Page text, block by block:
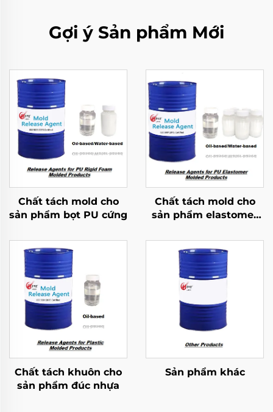
Gợi ý Sản phẩm Mới
Chất tách mold cho
sản phẩm bọt PU cứng
Chất tách mold cho
sản phẩm elastomer
Chất tách khuôn cho
sản phẩm đúc nhựa
Sản phẩm khác